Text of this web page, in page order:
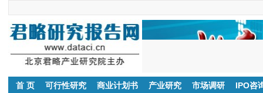
首 页 可行性研究 商业计划书 产业研究 市场调研 IPO咨